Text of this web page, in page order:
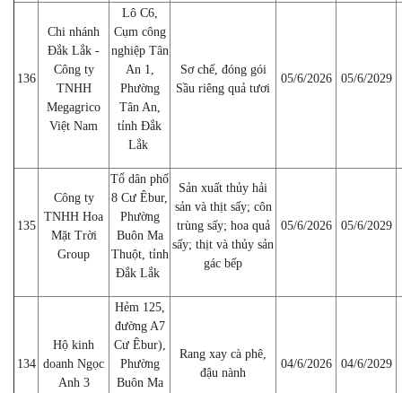
136
Chi nhánh
Đắk Lắk -
Công ty
TNHH
Megagrico
Việt Nam
Lô C6,
Cụm công
nghiệp Tân
An 1,
Phường
Tân An,
tỉnh Đắk
Lắk
Sơ chế, đóng gói
Sầu riêng quả tươi
05/6/2026 05/6/2029
135
Công ty
TNHH Hoa
Mặt Trời
Group
Tổ dân phố
8 Cư Êbur,
Phường
Buôn Ma
Thuột, tỉnh
Đắk Lắk
Sản xuất thủy hải
sản và thịt sấy; côn
trùng sấy; hoa quả
sấy; thịt và thủy sản
gác bếp
05/6/2026 05/6/2029
134
Hộ kinh
doanh Ngọc
Anh 3
Hẻm 125,
đường A7
Cư Êbur),
Phường
Buôn Ma
Rang xay cà phê,
đậu nành
04/6/2026 04/6/2029